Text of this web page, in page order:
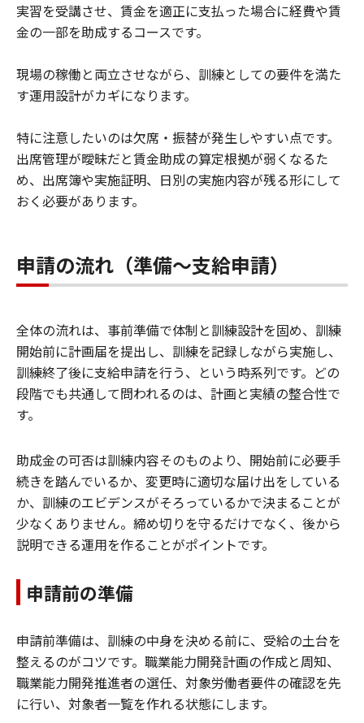
実習を受講させ、賃金を適正に支払った場合に経費や賃
金の一部を助成するコースです。
現場の稼働と両立させながら、訓練としての要件を満た
す運用設計がカギになります。
特に注意したいのは欠席・振替が発生しやすい点です。
出席管理が曖昧だと賃金助成の算定根拠が弱くなるた
め、出席簿や実施証明、日別の実施内容が残る形にして
おく必要があります。
申請の流れ（準備～支給申請）
全体の流れは、事前準備で体制と訓練設計を固め、訓練
開始前に計画届を提出し、訓練を記録しながら実施し、
訓練終了後に支給申請を行う、という時系列です。どの
段階でも共通して問われるのは、計画と実績の整合性で
す。
助成金の可否は訓練内容そのものより、開始前に必要手
続きを踏んでいるか、変更時に適切な届け出をしている
か、訓練のエビデンスがそろっているかで決まることが
少なくありません。締め切りを守るだけでなく、後から
説明できる運用を作ることがポイントです。
申請前の準備
申請前準備は、訓練の中身を決める前に、受給の土台を
整えるのがコツです。職業能力開発計画の作成と周知、
職業能力開発推進者の選任、対象労働者要件の確認を先
に行い、対象者一覧を作れる状態にします。